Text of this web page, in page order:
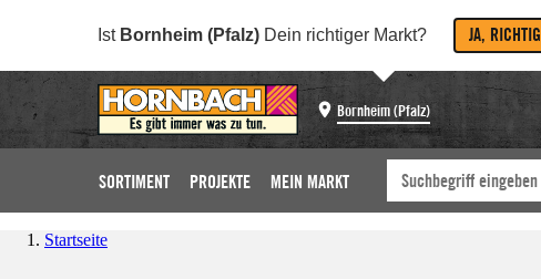
Ist Bornheim (Pfalz) Dein richtiger Markt? JA, RICHTIG
Bornheim (Pfalz)
SORTIMENT PROJEKTE MEIN MARKT
Startseite